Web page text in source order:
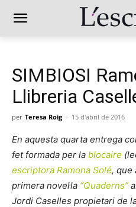
SIMBIOSI
Llibreria
per Teresa Roig - 15 d'abril de 2016
En aquesta quarta entrega
fet formada per la blocaire
escriptora Ramona Solé, que
primera novel·la “Quaderns”
Jordi Caselles propietari de